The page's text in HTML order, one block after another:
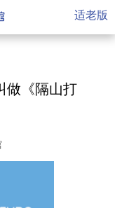
适老版
《隔山打